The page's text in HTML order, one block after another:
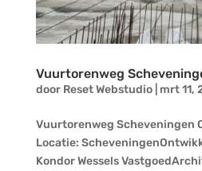
Vuurtorenweg
door Reset Webstudio| mrt 11,
Vuurtorenweg Scheveningen
Locatie:
Kondor Wessels